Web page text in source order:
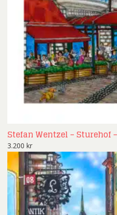
Stefan Wentzel – Sturehof
3.200 kr